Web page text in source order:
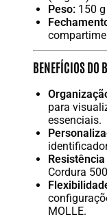
Peso: 150 g
BENEFÍCIOS DO
para
essenciais.
Cordura
MOLLE.